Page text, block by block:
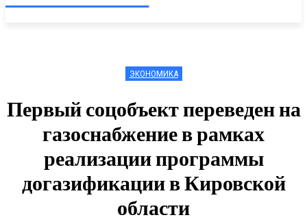
ЭКОНОМИКА
Первый соцобъект переведен на
газоснабжение в рамках
реализации программы
догазификации в Кировской
области